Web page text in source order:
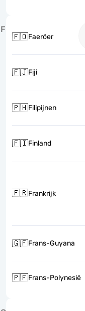
F
🇫🇴Faeröer
🇫🇯Fiji
🇵🇭Filipijnen
🇫🇮Finland
🇫🇷Frankrijk
🇬🇫Frans-Guyana
🇵🇫Frans-Polynesië